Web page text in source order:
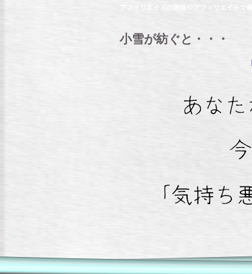
小雪が紡ぐと・・・